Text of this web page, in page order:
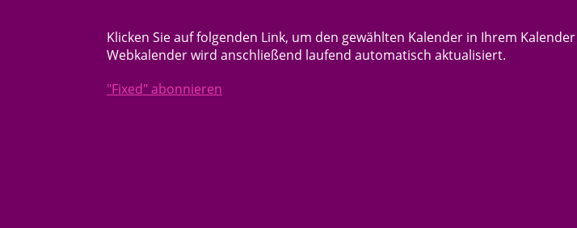
Klicken Sie auf folgenden Link, um den gewählten Kalender in Ihrem
Webkalender wird anschließend laufend automatisch aktualisiert.
"Fixed" abonnieren